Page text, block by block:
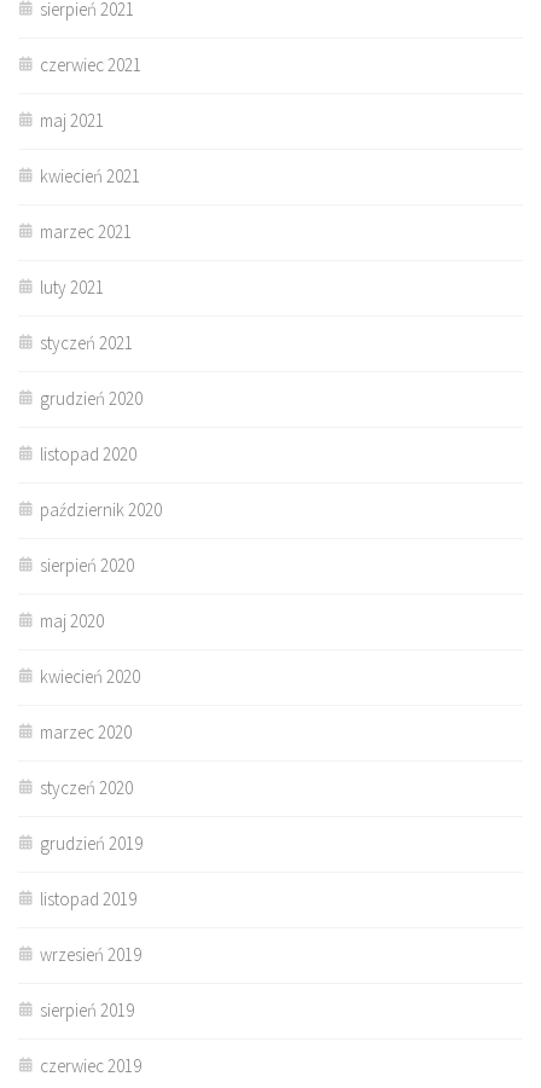
sierpień 2021
czerwiec 2021
maj 2021
kwiecień 2021
marzec 2021
luty 2021
styczeń 2021
grudzień 2020
listopad 2020
październik 2020
sierpień 2020
maj 2020
kwiecień 2020
marzec 2020
styczeń 2020
grudzień 2019
listopad 2019
wrzesień 2019
sierpień 2019
czerwiec 2019